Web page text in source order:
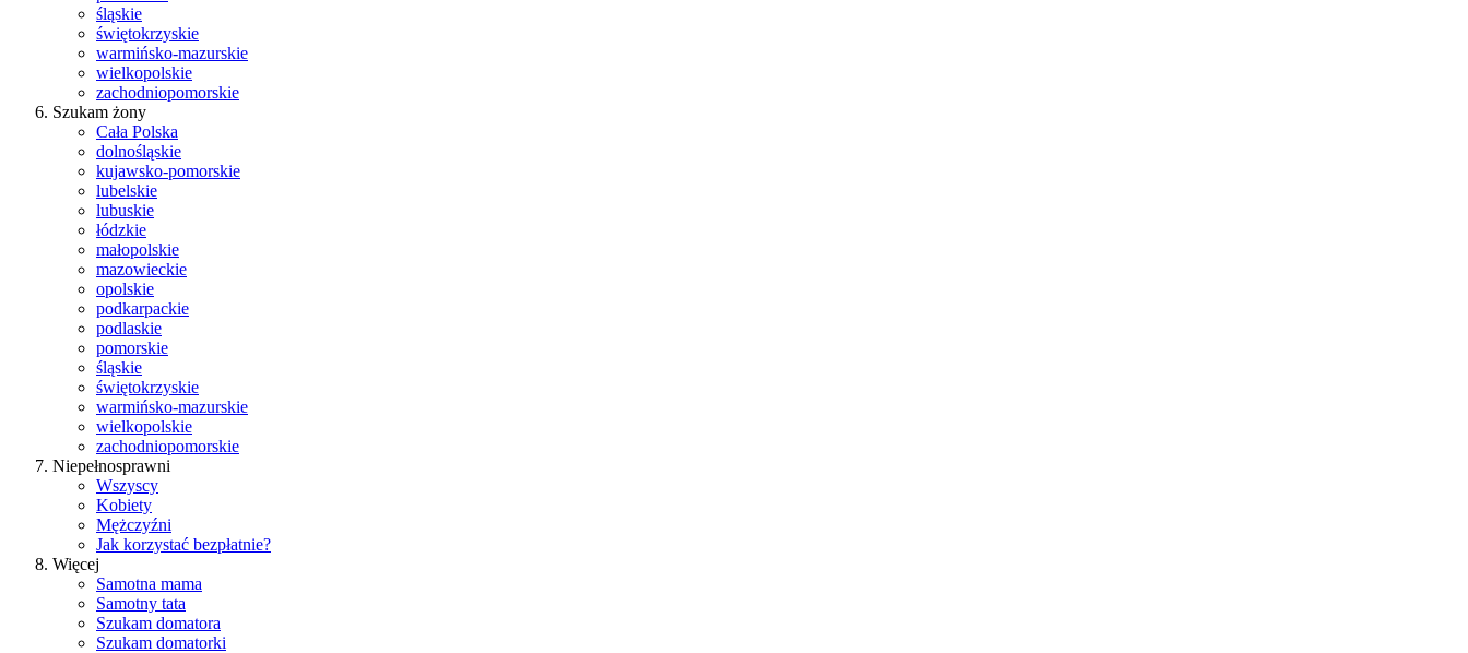
śląskie
świętokrzyskie
warmińsko-mazurskie
wielkopolskie
zachodniopomorskie
Szukam żony
Cała Polska
dolnośląskie
kujawsko-pomorskie
lubelskie
lubuskie
łódzkie
małopolskie
mazowieckie
opolskie
podkarpackie
podlaskie
pomorskie
śląskie
świętokrzyskie
warmińsko-mazurskie
wielkopolskie
zachodniopomorskie
Niepełnosprawni
Wszyscy
Kobiety
Mężczyźni
Jak korzystać bezpłatnie?
Więcej
Samotna mama
Samotny tata
Szukam domatora
Szukam domatorki